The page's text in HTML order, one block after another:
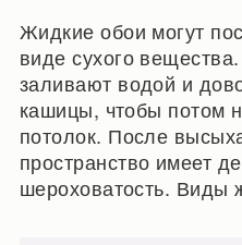
Жидкие обои могут
виде сухого
заливают водой и
кашицы, чтобы потом
потолок. После
пространство имеет
шероховатость. Виды